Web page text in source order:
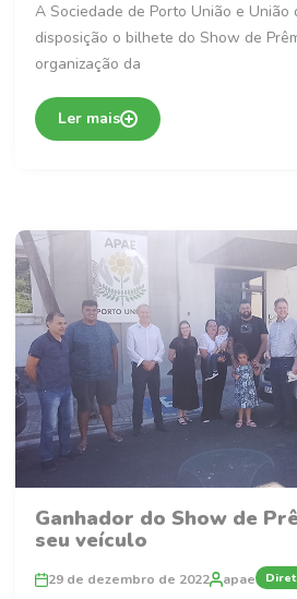
A Sociedade de Porto União e União
disposição o bilhete do Show de
organização da
Ler mais
Ganhador do Show de
seu veículo
29 de dezembro de 2022 apae